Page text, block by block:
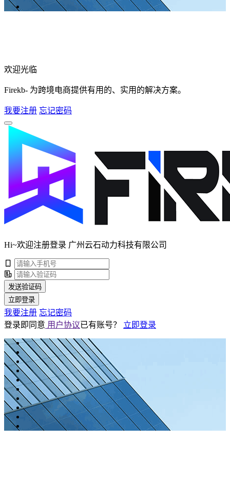
欢迎光临
Firekb- 为跨境电商提供有用的、实用的解决方案。
我要注册 忘记密码
Hi~欢迎注册登录 广州云石动力科技有限公司
发送验证码
立即登录
我要注册 忘记密码
登录即同意 用户协议已有账号？ 立即登录